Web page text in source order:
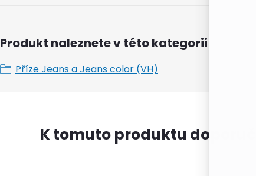
Produkt naleznete v této kategorii
Příze Jeans a Jeans color (VH)
K tomuto produktu